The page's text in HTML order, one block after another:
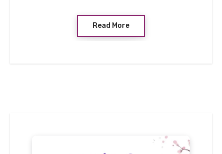
Read More